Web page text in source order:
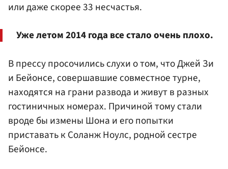
или даже скорее 33 несчастья.
Уже летом 2014 года все стало очень плохо.
В прессу просочились слухи о том, что Джей Зи
и Бейонсе, совершавшие совместное турне,
находятся на грани развода и живут в разных
гостиничных номерах. Причиной тому стали
вроде бы измены Шона и его попытки
приставать к Соланж Ноулс, родной сестре
Бейонсе.